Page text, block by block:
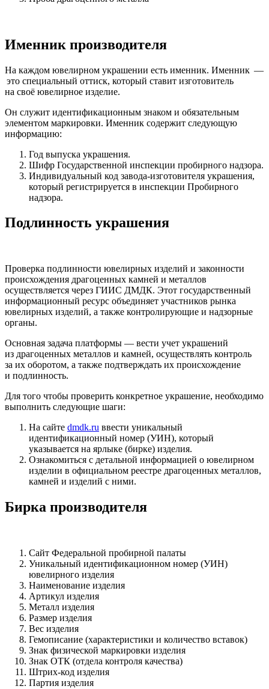
Именник производителя
На каждом ювелирном украшении есть именник. Именник —
это специальный оттиск, который ставит изготовитель
на своё ювелирное изделие.
Он служит идентификационным знаком и обязательным
элементом маркировки. Именник содержит следующую
информацию:
Год выпуска украшения.
Шифр Государственной инспекции пробирного надзора.
Индивидуальный код завода-изготовителя украшения,
который регистрируется в инспекции Пробирного
надзора.
Подлинность украшения
Проверка подлинности ювелирных изделий и законности
происхождения драгоценных камней и металлов
осуществляется через ГИИС ДМДК. Этот государственный
информационный ресурс объединяет участников рынка
ювелирных изделий, а также контролирующие и надзорные
органы.
Основная задача платформы — вести учет украшений
из драгоценных металлов и камней, осуществлять контроль
за их оборотом, а также подтверждать их происхождение
и подлинность.
Для того чтобы проверить конкретное украшение, необходимо
выполнить следующие шаги:
На сайте dmdk.ru ввести уникальный
идентификационный номер (УИН), который
указывается на ярлыке (бирке) изделия.
Ознакомиться с детальной информацией о ювелирном
изделии в официальном реестре драгоценных металлов,
камней и изделий с ними.
Бирка производителя
Сайт Федеральной пробирной палаты
Уникальный идентификационном номер (УИН)
ювелирного изделия
Наименование изделия
Артикул изделия
Металл изделия
Размер изделия
Вес изделия
Гемописание (характеристики и количество вставок)
Знак физической маркировки изделия
Знак ОТК (отдела контроля качества)
Штрих-код изделия
Партия изделия